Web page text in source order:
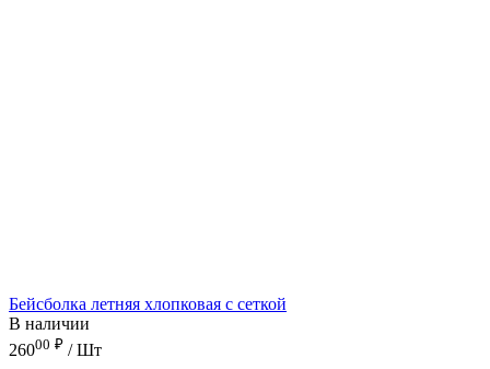
Бейсболка летняя хлопковая с сеткой
В наличии
26000 ₽ / Шт